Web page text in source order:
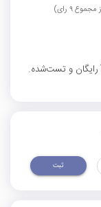
رایگان و تست‌شده.
ثبت